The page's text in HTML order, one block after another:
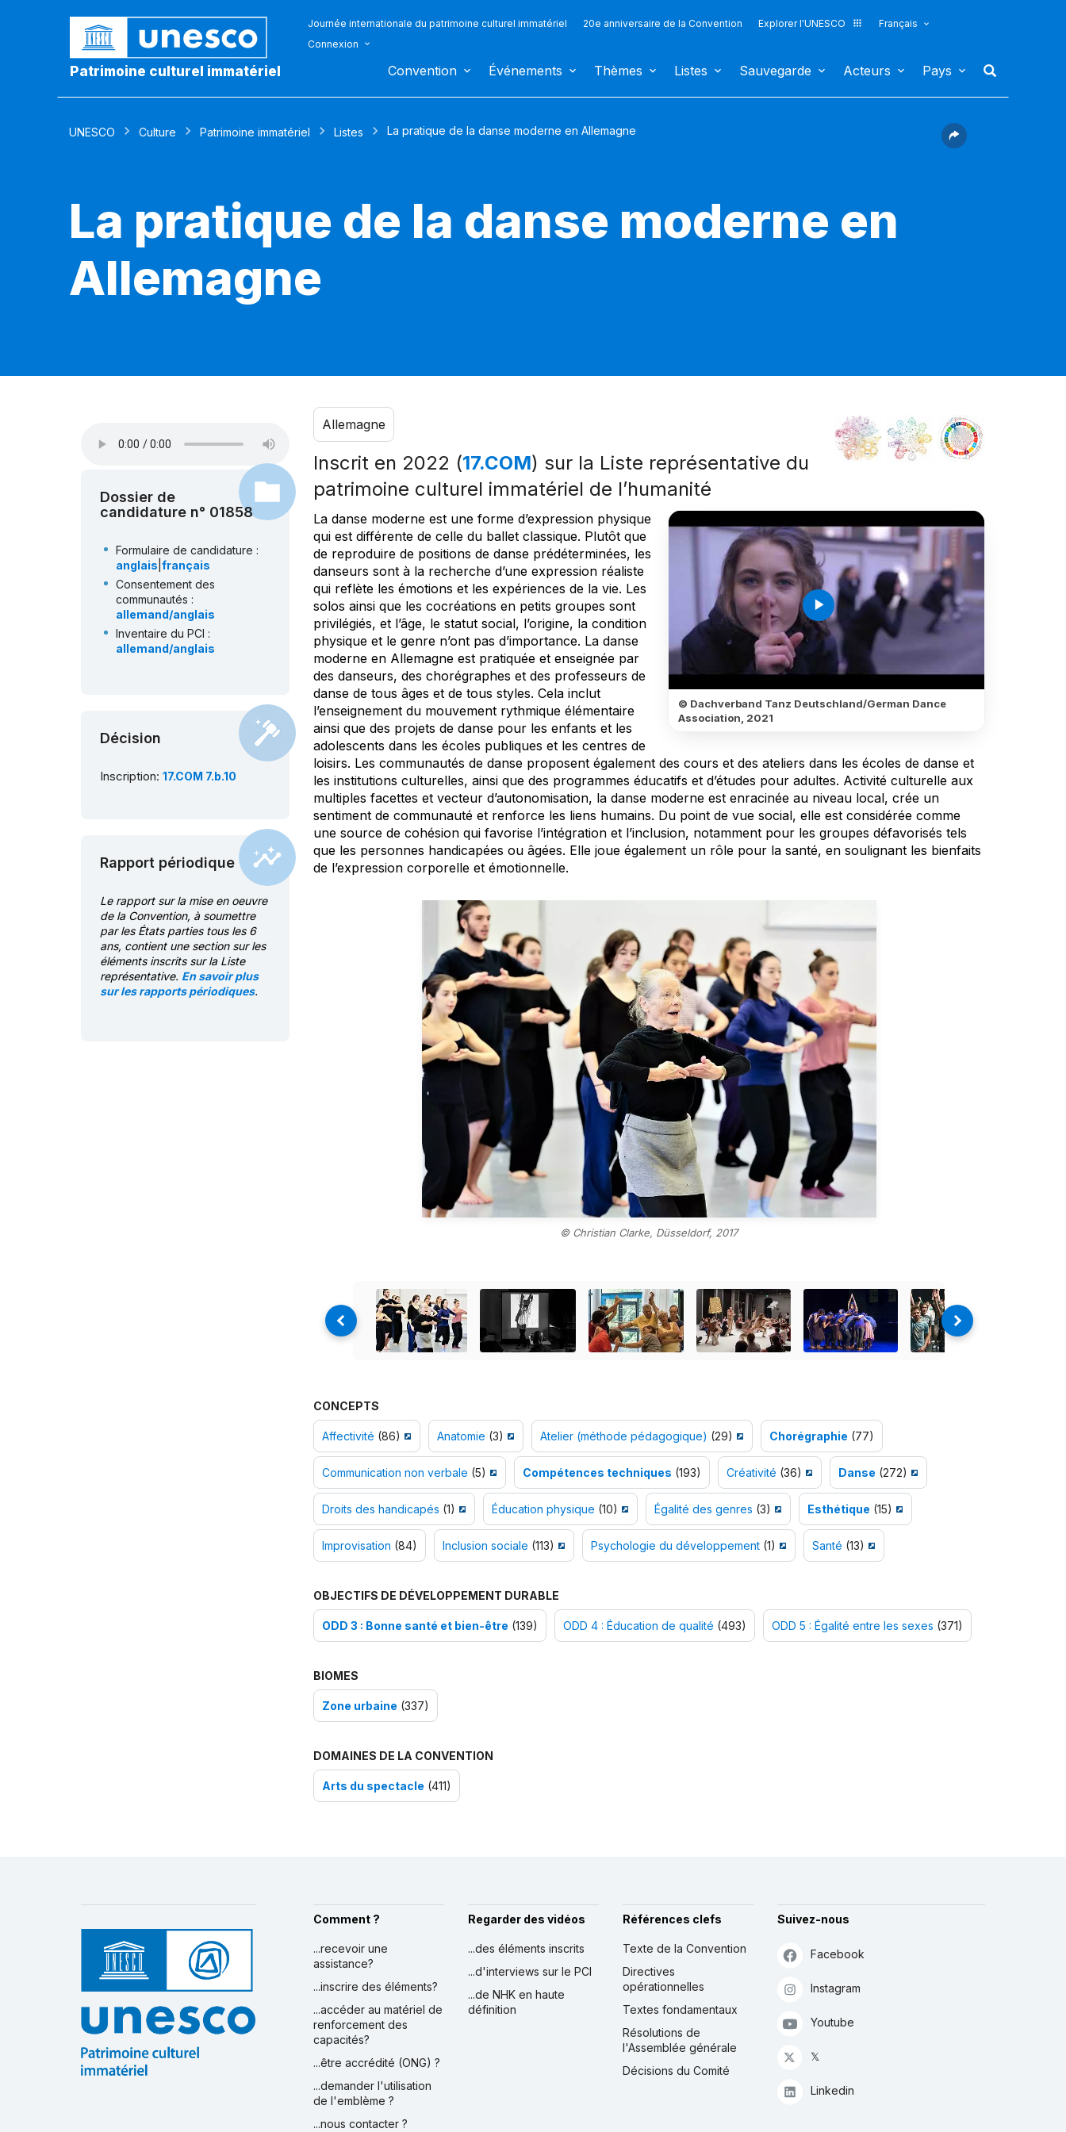
Patrimoine culturel immatériel
Journée internationale du patrimoine culturel immatériel 20e anniversaire de la Convention Explorer l'UNESCO
Français
Connexion
Convention Événements Thèmes Listes Sauvegarde Acteurs Pays
UNESCO Culture Patrimoine immatériel Listes La pratique de la danse moderne en Allemagne
La pratique de la danse moderne en
Allemagne
Dossier de
candidature n° 01858
Formulaire de candidature :
anglais français
Consentement des
communautés :
allemand/anglais
Inventaire du PCI :
allemand/anglais
Décision
Inscription: 17.COM 7.b.10
Rapport périodique
Le rapport sur la mise en oeuvre
de la Convention, à soumettre
par les États parties tous les 6
ans, contient une section sur les
éléments inscrits sur la Liste
représentative. En savoir plus
sur les rapports périodiques.
Allemagne
Inscrit en 2022 (17.COM) sur la Liste représentative du
patrimoine culturel immatériel de l’humanité
play_arrow
© Dachverband Tanz Deutschland/German Dance
Association, 2021
La danse moderne est une forme d’expression physique
qui est différente de celle du ballet classique. Plutôt que
de reproduire de positions de danse prédéterminées, les
danseurs sont à la recherche d’une expression réaliste
qui reflète les émotions et les expériences de la vie. Les
solos ainsi que les cocréations en petits groupes sont
privilégiés, et l’âge, le statut social, l’origine, la condition
physique et le genre n’ont pas d’importance. La danse
moderne en Allemagne est pratiquée et enseignée par
des danseurs, des chorégraphes et des professeurs de
danse de tous âges et de tous styles. Cela inclut
l’enseignement du mouvement rythmique élémentaire
ainsi que des projets de danse pour les enfants et les
adolescents dans les écoles publiques et les centres de
loisirs. Les communautés de danse proposent également des cours et des ateliers dans les écoles de danse et
les institutions culturelles, ainsi que des programmes éducatifs et d’études pour adultes. Activité culturelle aux
multiples facettes et vecteur d’autonomisation, la danse moderne est enracinée au niveau local, crée un
sentiment de communauté et renforce les liens humains. Du point de vue social, elle est considérée comme
une source de cohésion qui favorise l’intégration et l’inclusion, notamment pour les groupes défavorisés tels
que les personnes handicapées ou âgées. Elle joue également un rôle pour la santé, en soulignant les bienfaits
de l’expression corporelle et émotionnelle.
© Christian Clarke, Düsseldorf, 2017
CONCEPTS
Affectivité (86) Anatomie (3) Atelier (méthode pédagogique) (29) Chorégraphie (77)
Communication non verbale (5) Compétences techniques (193) Créativité (36) Danse (272)
Droits des handicapés (1) Éducation physique (10) Égalité des genres (3) Esthétique (15)
Improvisation (84) Inclusion sociale (113) Psychologie du développement(1) Santé (13)
OBJECTIFS DE DÉVELOPPEMENT DURABLE
ODD 3 : Bonne santé et bien-être (139) ODD 4 : Éducation de qualité (493) ODD 5 : Égalité entre les sexes (371)
BIOMES
Zone urbaine (337)
DOMAINES DE LA CONVENTION
Arts du spectacle (411)
Comment ?
...recevoir une
assistance?
...inscrire des éléments?
...accéder au matériel de
renforcement des
capacités?
...être accrédité (ONG) ?
...demander l'utilisation
de l'emblème ?
...nous contacter ?
Regarder des vidéos
...des éléments inscrits
...d'interviews sur le PCI
...de NHK en haute
définition
Références clefs
Texte de la Convention
Directives
opérationnelles
Textes fondamentaux
Résolutions de
l'Assemblée générale
Décisions du Comité
Suivez-nous
Facebook
Instagram
Youtube
𝕏
Linkedin